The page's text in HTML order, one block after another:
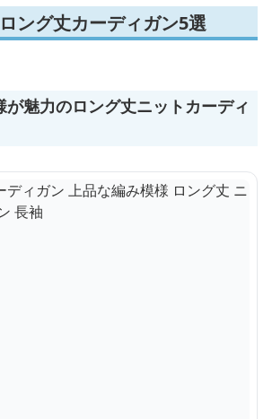
ング丈カーディガン5選
が魅力のロング丈ニットカーディ